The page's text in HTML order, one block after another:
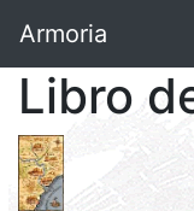
Armoria
Libro